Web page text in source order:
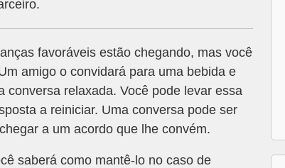
favoráveis estão chegando, mas você
amigo o convidará para uma bebida e
conversa relaxada. Você pode levar essa
a reiniciar. Uma conversa pode ser
a um acordo que lhe convém.
saberá como mantê-lo no caso de